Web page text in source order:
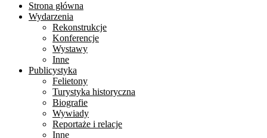
Strona główna
Wydarzenia
Rekonstrukcje
Konferencje
Wystawy
Inne
Publicystyka
Felietony
Turystyka historyczna
Biografie
Wywiady
Reportaże i relacje
Inne